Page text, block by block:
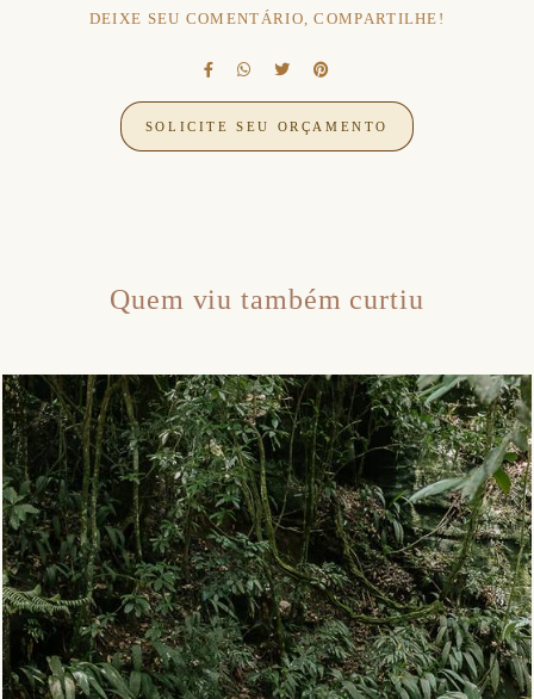
DEIXE SEU COMENTÁRIO, COMPARTILHE!
SOLICITE SEU ORÇAMENTO
Quem viu também curtiu